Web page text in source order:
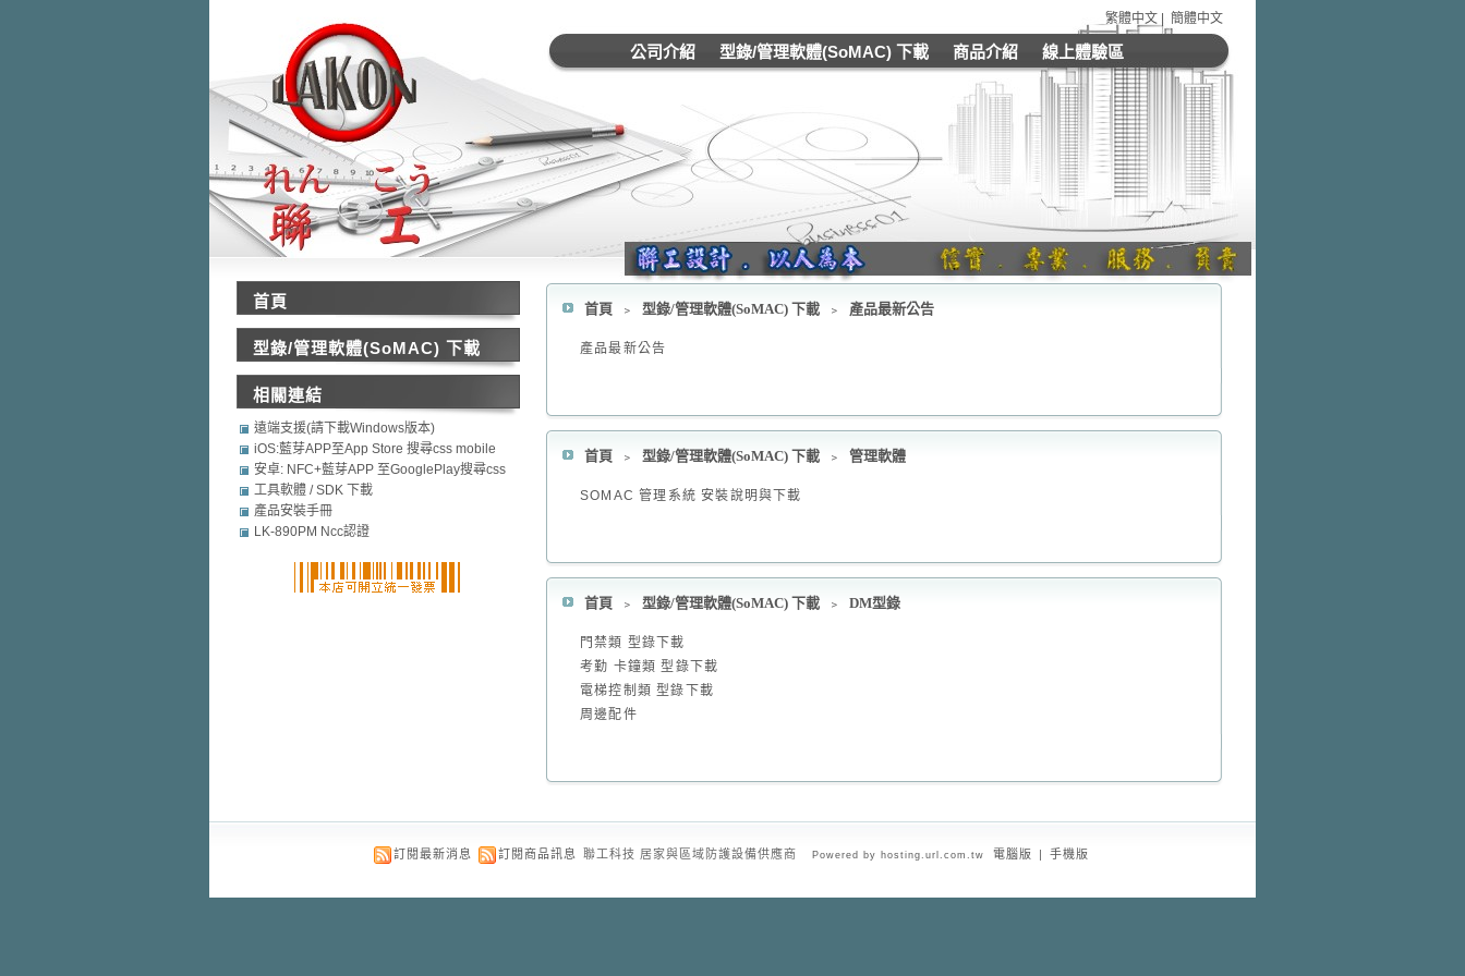
繁體中文 簡體中文
公司介紹 型錄/管理軟體(SoMAC) 下載 商品介紹 線上體驗區
首頁 ﹥ 型錄/管理軟體(SoMAC) 下載 ﹥ 產品最新公告
產品最新公告
首頁 ﹥ 型錄/管理軟體(SoMAC) 下載 ﹥ 管理軟體
SOMAC 管理系統 安裝說明與下載
首頁 ﹥ 型錄/管理軟體(SoMAC) 下載 ﹥ DM型錄
門禁類 型錄下載
考勤 卡鐘類 型錄下載
電梯控制類 型錄下載
周邊配件
首頁
型錄/管理軟體(SoMAC) 下載
相關連結
遠端支援(請下載Windows版本)
iOS:藍芽APP至App Store 搜尋css mobile
security
安卓: NFC+藍芽APP 至GooglePlay搜尋css
mobile security
工具軟體 / SDK 下載
產品安裝手冊
LK-890PM Ncc認證
訂閱最新消息 訂閱商品訊息 聯工科技 居家與區域防護設備供應商 Powered by hosting.url.com.tw 電腦版 | 手機版